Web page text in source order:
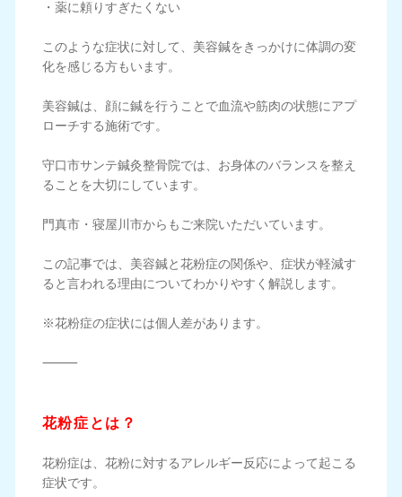
・薬に頼りすぎたくない
このような症状に対して、美容鍼をきっかけに体調の変
化を感じる方もいます。
美容鍼は、顔に鍼を行うことで血流や筋肉の状態にアプ
ローチする施術です。
守口市サンテ鍼灸整骨院では、お身体のバランスを整え
ることを大切にしています。
門真市・寝屋川市からもご来院いただいています。
この記事では、美容鍼と花粉症の関係や、症状が軽減す
ると言われる理由についてわかりやすく解説します。
※花粉症の症状には個人差があります。
⸻
花粉症とは？
花粉症は、花粉に対するアレルギー反応によって起こる
症状です。